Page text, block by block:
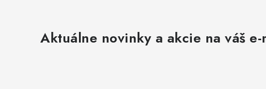
Aktuálne novinky a akcie na váš e-